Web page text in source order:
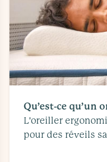
Qu’est-ce qu’un
L'oreiller
pour des réveils